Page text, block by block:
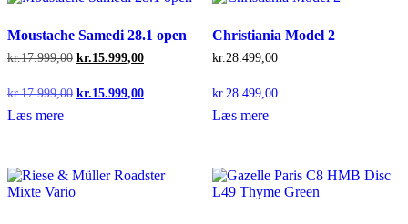
Moustache Samedi 28.1 open
kr.17.999,00 Den
pris
var:
kr.15.999,00Den
er:
kr.17.999,00 Den
kr.15.999,00Den
Læs mere
Christiania Model 2
kr.28.499,00
kr. 28.499,00
Læs mere